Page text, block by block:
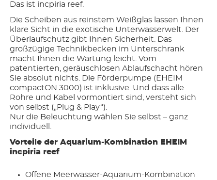
Das ist incpiria reef.
Die Scheiben aus reinstem Weißglas lassen Ihnen
klare Sicht in die exotische Unterwasserwelt. Der
Überlaufschutz gibt Ihnen Sicherheit. Das
großzügige Technikbecken im Unterschrank
macht Ihnen die Wartung leicht. Vom
patentierten, geräuschlosen Ablaufschacht hören
Sie absolut nichts. Die Förderpumpe (EHEIM
compactON 3000) ist inklusive. Und dass alle
Rohre und Kabel vormontiert sind, versteht sich
von selbst („Plug & Play“).
Nur die Beleuchtung wählen Sie selbst – ganz
individuell.
Vorteile der Aquarium-Kombination EHEIM
incpiria reef
Offene Meerwasser-Aquarium-Kombination